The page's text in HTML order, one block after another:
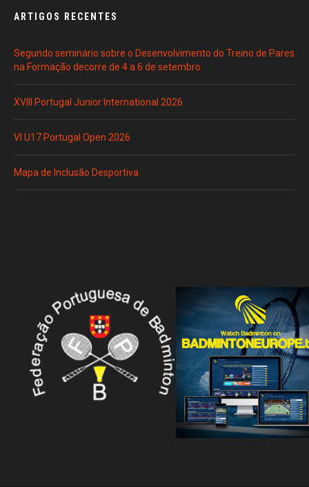
ARTIGOS RECENTES
Segundo seminário sobre o Desenvolvimento do Treino de Pares
na Formação decorre de 4 a 6 de setembro
XVIII Portugal Junior International 2026
VI U17 Portugal Open 2026
Mapa de Inclusão Desportiva